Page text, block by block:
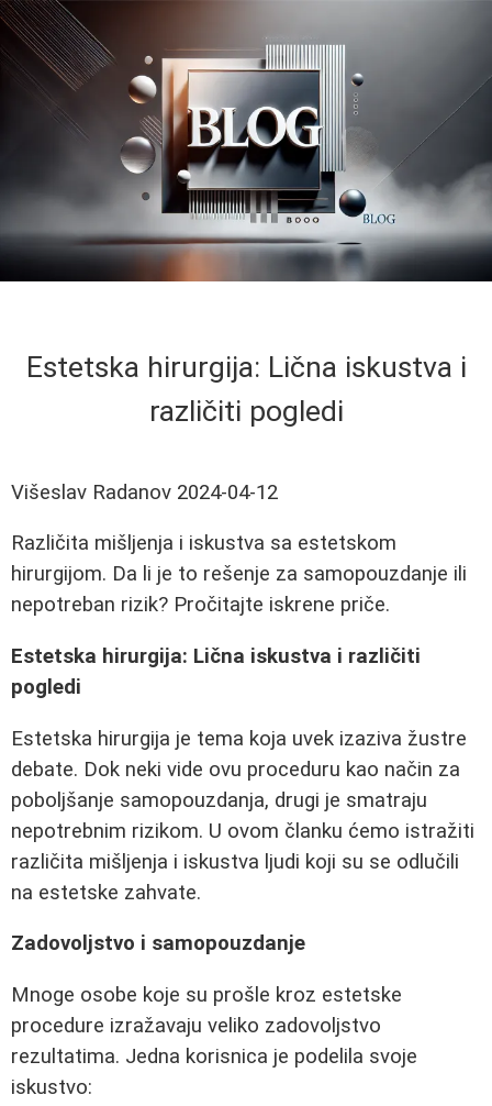
Estetska hirurgija: Lična iskustva i
različiti pogledi
Višeslav Radanov 2024-04-12
Različita mišljenja i iskustva sa estetskom
hirurgijom. Da li je to rešenje za samopouzdanje ili
nepotreban rizik? Pročitajte iskrene priče.
Estetska hirurgija: Lična iskustva i različiti
pogledi
Estetska hirurgija je tema koja uvek izaziva žustre
debate. Dok neki vide ovu proceduru kao način za
poboljšanje samopouzdanja, drugi je smatraju
nepotrebnim rizikom. U ovom članku ćemo istražiti
različita mišljenja i iskustva ljudi koji su se odlučili
na estetske zahvate.
Zadovoljstvo i samopouzdanje
Mnoge osobe koje su prošle kroz estetske
procedure izražavaju veliko zadovoljstvo
rezultatima. Jedna korisnica je podelila svoje
iskustvo: